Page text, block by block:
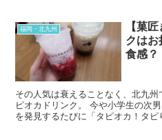
福岡・北九州
【菓
クはお
食感？
その人気は衰えることなく、北九
ピオカドリンク。 今や小学生の次
を発見するたびに「タピオカ！タ